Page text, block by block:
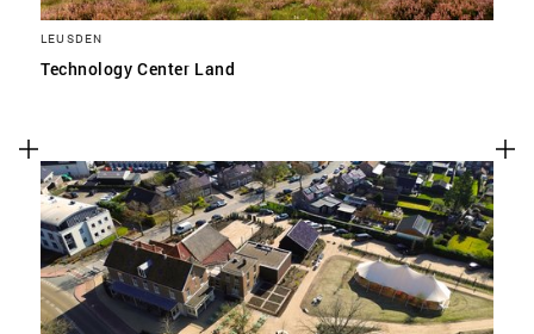
LEUSDEN
Technology Center Land